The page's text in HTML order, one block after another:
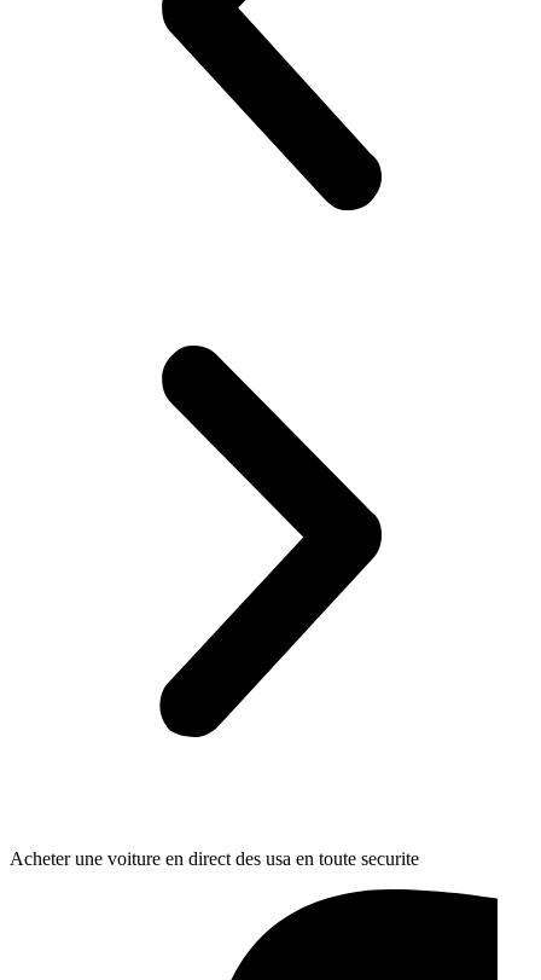
Acheter une voiture en direct des usa en toute securite